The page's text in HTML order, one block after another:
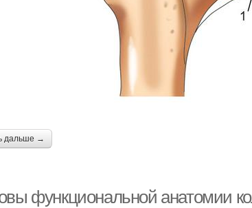
дальше →
функциональной анатомии